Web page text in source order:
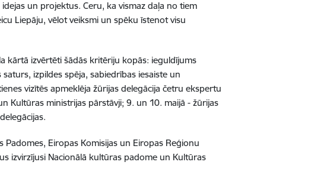
un projektus. Ceru, ka vismaz daļa no tiem
Liepāju, vēlot veiksmi un spēku īstenot visu
kārtā izvērtēti šādās kritēriju kopās: ieguldījums
izpildes spēja, sabiedrības iesaiste un
vizītēs apmeklēja žūrijas delegācija četru ekspertu
Kultūras ministrijas pārstāvji; 9. un 10. maijā - žūrijas
Eiropas Komisijas un Eiropas Reģionu
izvirzījusi Nacionālā kultūras padome un Kultūras